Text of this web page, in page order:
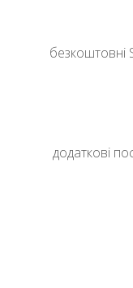
безкоштовні
додаткові